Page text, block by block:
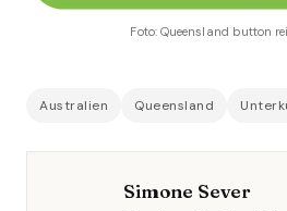
Foto: Queensland button
Australien Queensland
Simone Sever